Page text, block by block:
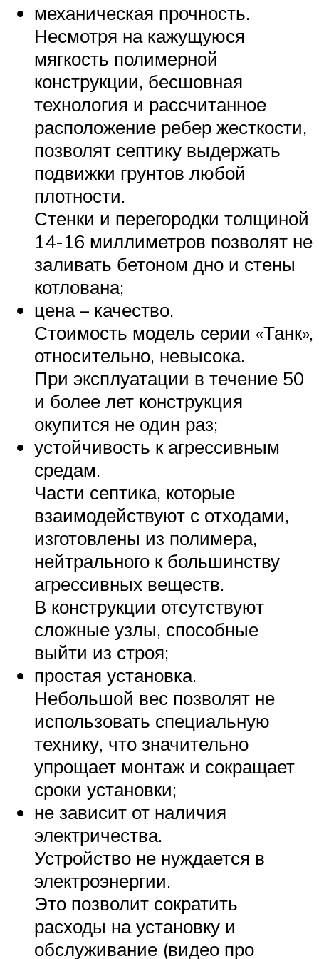
механическая прочность.
Несмотря на кажущуюся
мягкость полимерной
конструкции, бесшовная
технология и рассчитанное
расположение ребер жесткости,
позволят септику выдержать
подвижки грунтов любой
плотности.
Стенки и перегородки толщиной
14-16 миллиметров позволят не
заливать бетоном дно и стены
котлована;
цена – качество.
Стоимость модель серии «Танк»,
относительно, невысока.
При эксплуатации в течение 50
и более лет конструкция
окупится не один раз;
устойчивость к агрессивным
средам.
Части септика, которые
взаимодействуют с отходами,
изготовлены из полимера,
нейтрального к большинству
агрессивных веществ.
В конструкции отсутствуют
сложные узлы, способные
выйти из строя;
простая установка.
Небольшой вес позволят не
использовать специальную
технику, что значительно
упрощает монтаж и сокращает
сроки установки;
не зависит от наличия
электричества.
Устройство не нуждается в
электроэнергии.
Это позволит сократить
расходы на установку и
обслуживание (видео про